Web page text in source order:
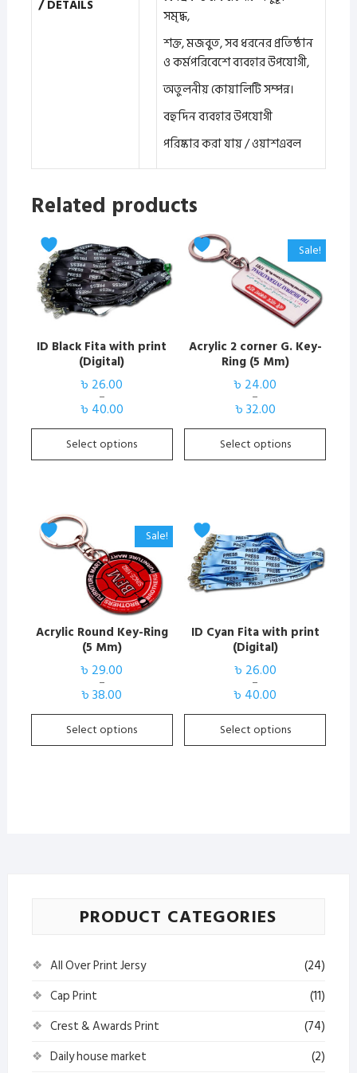
/ DETAILS
সমৃদ্ধ,
শক্ত, মজবুত, সব ধরনের প্রতিষ্ঠান
ও কর্মপরিবেশে ব্যবহার উপযোগী,
অতুলনীয় কোয়ালিটি সম্পন্ন।
বহুদিন ব্যবহার উপযোগী
পরিষ্কার করা যায় / ওয়াশএবল
Related products
ID Black Fita with print
(Digital)
৳ 26.00
–
৳ 40.00
৳ 26.00
through
৳ 40.00Select options
This
product
has
multiple
variants.
options
on
product
Sale!
Acrylic 2 corner G. Key-
Ring (5 Mm)
৳ 24.00
–
৳32.00
৳ 24.00
through
৳ 32.00Select options
This
product
options
on
product
Sale!
Acrylic Round Key-Ring
(5 Mm)
৳ 29.00
–
৳38.00
৳ 29.00
through
৳ 38.00Select options
This
product
options
on
product
ID Cyan Fita with print
(Digital)
৳ 26.00
–
৳ 40.00
৳ 26.00
through
৳ 40.00Select options
This
product
has
multiple
variants.
options
on
product
PRODUCT CATEGORIES
All Over Print Jersy
(24)
Cap Print
(11)
Crest & Awards Print
(74)
Daily house market
(2)